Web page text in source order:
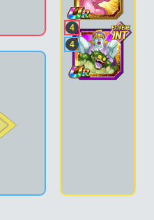
4
4